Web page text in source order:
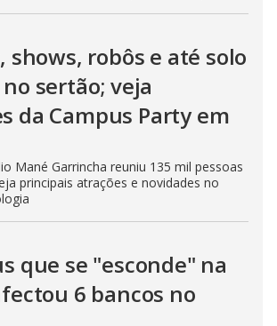
shows, robôs e até solo
sertão; veja
da Campus Party em
Mané Garrincha reuniu 135 mil pessoas
principais atrações e novidades no
que se "esconde" na
6 bancos no